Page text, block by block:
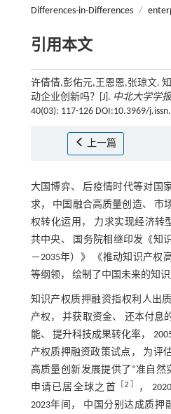
Differences-in-Differences /
引用本文
许倩倩,彭佑元,王恩恩,张琼文.
动企业创新吗？[J]. 中北大学学
40(03): 117-126 DOI:10.3969/
上一篇
大国博弈、 后疫情时代等对国
求， 中国融合高质量创造、 市
权转化运用， 力求实现经济转
共中央、 国务院相继印发《知
－2035年）》 《推动知识产权
等纲领， 绘制了中国未来的知识
知识产权质押融资指权利人出
产权， 并获取资金、 还本付息
能、 提升科技成果转化率，
产权质押融资政策试点， 为评
高质量创新发展提供了“准自然
申请已居全球之首
［2
，
2023年间， 中国分别达成质押